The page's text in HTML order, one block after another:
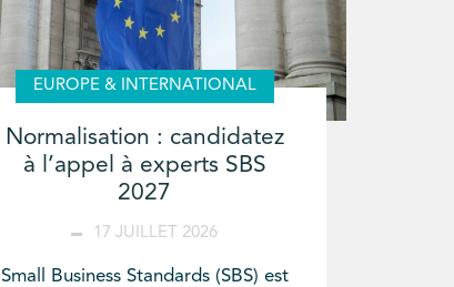
EUROPE & INTERNATIONAL
Normalisation : candidatez
à l’appel à experts SBS
2027
17 JUILLET 2026
Small Business Standards (SBS) est